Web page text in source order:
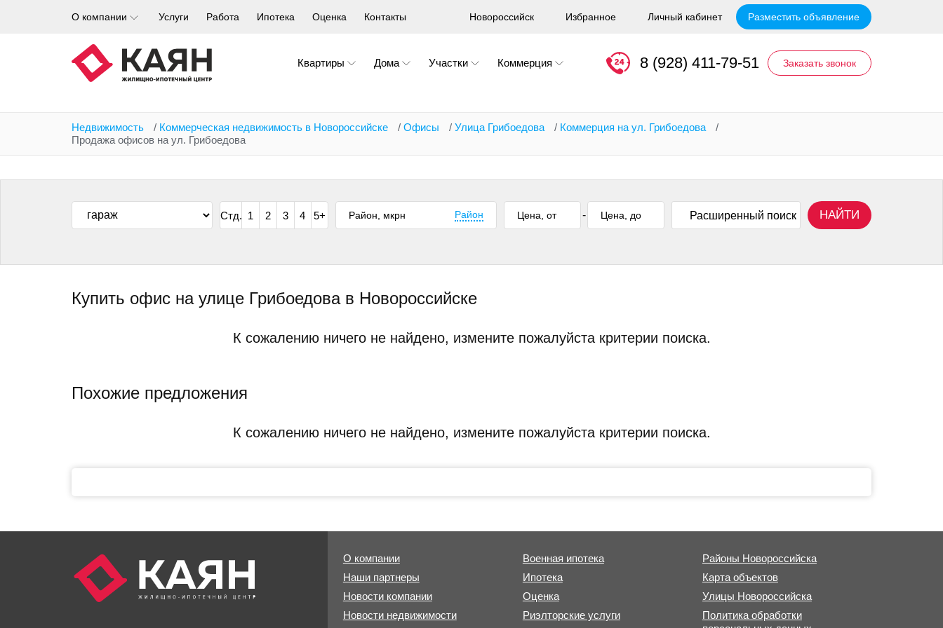
О компании Услуги Работа Ипотека Оценка Контакты Новороссийск Избранное Личный кабинет Разместить объявление
Квартиры Дома Участки Коммерция 8 (928) 411-79-51 Заказать звонок
Недвижимость / Коммерческая недвижимость в Новороссийске / Офисы / Улица Грибоедова / Коммерция на ул. Грибоедова
/
Продажа офисов на ул. Грибоедова
Стд. 1 2 3 4 5+ Район - Расширенный поиск НАЙТИ
Купить офис на улице Грибоедова в Новороссийске
К сожалению ничего не найдено, измените пожалуйста критерии поиска.
Похожие предложения
К сожалению ничего не найдено, измените пожалуйста критерии поиска.
О компании
Наши партнеры
Новости компании
Новости недвижимости
Военная ипотека
Ипотека
Оценка
Риэлторские услуги
Районы Новороссийска
Карта объектов
Улицы Новороссийска
Политика обработки